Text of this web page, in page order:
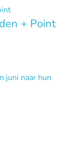
+ Point
juni naar hun